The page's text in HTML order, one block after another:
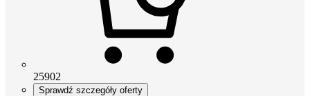
25902
Sprawdź szczegóły oferty